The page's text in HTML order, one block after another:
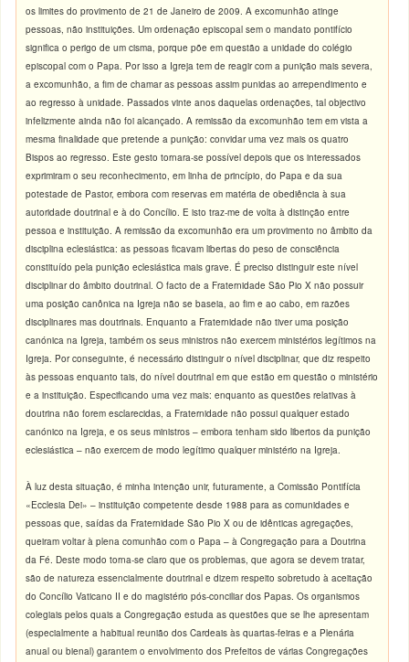
os limites do provimento de 21 de Janeiro de 2009. A excomunhão atinge
pessoas, não instituições. Um ordenação episcopal sem o mandato pontifício
significa o perigo de um cisma, porque põe em questão a unidade do colégio
episcopal com o Papa. Por isso a Igreja tem de reagir com a punição mais severa,
a excomunhão, a fim de chamar as pessoas assim punidas ao arrependimento e
ao regresso à unidade. Passados vinte anos daquelas ordenações, tal objectivo
infelizmente ainda não foi alcançado. A remissão da excomunhão tem em vista a
mesma finalidade que pretende a punição: convidar uma vez mais os quatro
Bispos ao regresso. Este gesto tornara-se possível depois que os interessados
exprimiram o seu reconhecimento, em linha de princípio, do Papa e da sua
potestade de Pastor, embora com reservas em matéria de obediência à sua
autoridade doutrinal e à do Concílio. E isto traz-me de volta à distinção entre
pessoa e instituição. A remissão da excomunhão era um provimento no âmbito da
disciplina eclesiástica: as pessoas ficavam libertas do peso de consciência
constituído pela punição eclesiástica mais grave. É preciso distinguir este nível
disciplinar do âmbito doutrinal. O facto de a Fraternidade São Pio X não possuir
uma posição canônica na Igreja não se baseia, ao fim e ao cabo, em razões
disciplinares mas doutrinais. Enquanto a Fraternidade não tiver uma posição
canónica na Igreja, também os seus ministros não exercem ministérios legítimos na
Igreja. Por conseguinte, é necessário distinguir o nível disciplinar, que diz respeito
às pessoas enquanto tais, do nível doutrinal em que estão em questão o ministério
e a instituição. Especificando uma vezmais: enquanto as questões relativas à
doutrina não forem esclarecidas, a Fraternidade não possui qualquer estado
canónico na Igreja, e os seus ministros – embora tenham sido libertos da punição
eclesiástica – não exercem de modo legítimo qualquer ministério na Igreja.
À luz desta situação, é minha intenção unir, futuramente, a Comissão Pontifícia
«Ecclesia Dei» – instituição competente desde 1988 para as comunidades e
pessoas que, saídas da Fraternidade São Pio X ou de idênticas agregações,
queiram voltar à plena comunhão com o Papa – à Congregação para a Doutrina
da Fé. Deste modo torna-se claro que os problemas, que agora se devem tratar,
são de natureza essencialmente doutrinal e dizem respeito sobretudo à aceitação
do Concílio Vaticano II e do magistério pós-conciliar dos Papas. Os organismos
colegiais pelos quais a Congregação estuda as questões que se lhe apresentam
(especialmente a habitual reunião dos Cardeais às quartas-feiras e a Plenária
anual ou bienal) garantem o envolvimento dos Prefeitos de várias Congregações